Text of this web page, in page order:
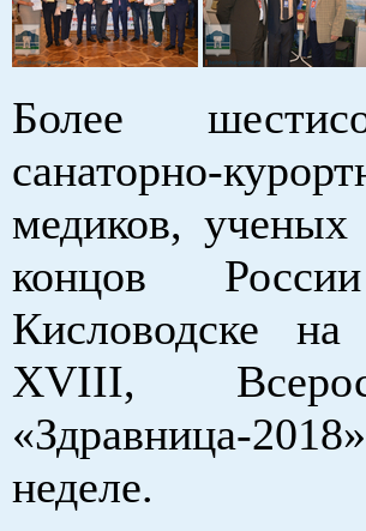
Более
санаторно-
медиков, ученых
концов
Кисловодске
XVIII,
«Здравница-
неделе.